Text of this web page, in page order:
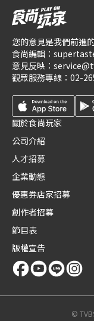
您的意見是我們前進
食尚編輯：
意見反映：
觀眾服務專線： 02-
關於食尚玩家
公司介紹
人才招募
企業動態
優惠券店家招募
創作者招募
節目表
版權宣告
©